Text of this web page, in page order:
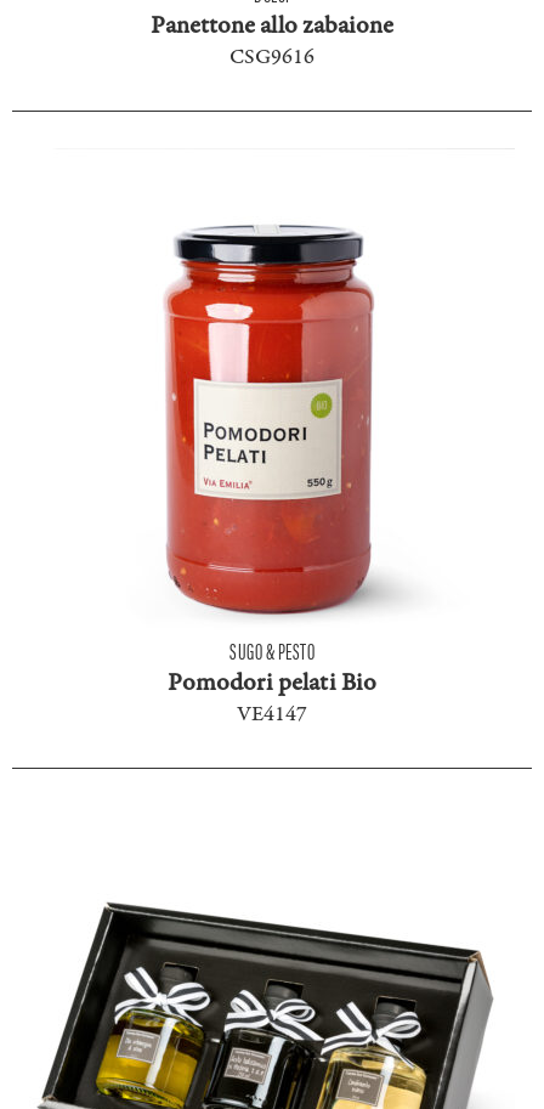
Panettone allo zabaione
CSG9616
SUGO & PESTO
Pomodori pelati Bio
VE4147